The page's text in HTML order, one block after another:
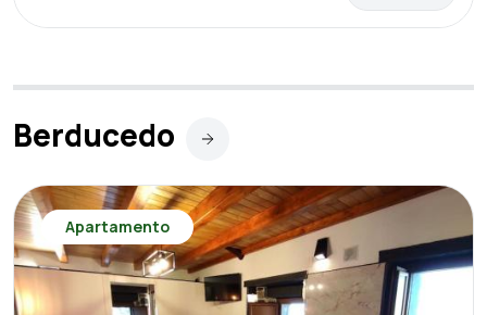
Berducedo
Apartamento